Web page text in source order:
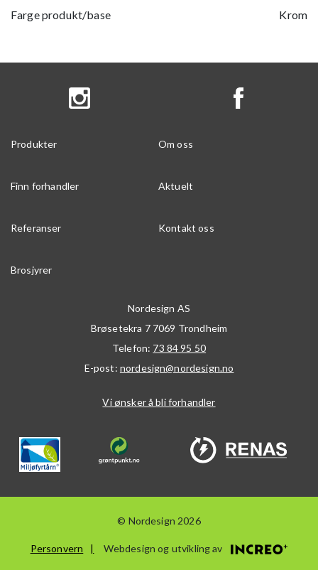
Farge produkt/base Krom
Produkter Om oss
Finn forhandler Aktuelt
Referanser Kontakt oss
Brosjyrer
Nordesign AS
Brøsetekra 7 7069 Trondheim
Telefon: 73 84 95 50
E-post: nordesign@nordesign.no
Vi ønsker å bli forhandler
© Nordesign 2026
Personvern Webdesign og utvikling av